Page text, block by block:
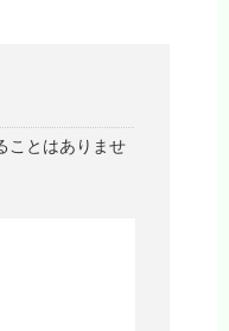
ことはありませ